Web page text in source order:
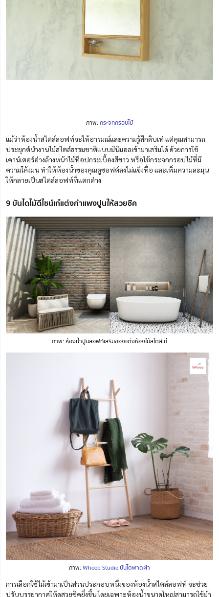
ภาพ:กระจกกรอบไม้
แม้ว่าห้องน้ำสไตล์ลอฟท์จะให้อารมณ์และความรู้สึกดิบเท่ แต่คุณสามารถ
ประยุกต์นำงานไม้สไตล์ธรรมชาติแบบมินิมอลเข้ามาเสริมได้ ด้วยการใช้
เคาน์เตอร์อ่างล้างหน้าไม้ท็อปกระเบื้องสีขาว หรือใช้กระจกกรอบไม้ที่มี
ความโค้งมน ทำให้ห้องน้ำของคุณดูซอฟต์ลงไม่แข็งทื่อ และเพิ่มความละมุน
ให้กลายเป็นสไตล์ลอฟท์ที่แตกต่าง
9 บันไดไม้ดีไซน์เก๋แต่งกำแพงปูนให้สวยชิค
ภาพ: ห้องน้ำปูนลอฟท์เสริมของแต่งห้องไม้สไตล์เก๋
ภาพ:Whoop Studio บันไดพาดผ้า
การเลือกใช้ไม้เข้ามาเป็นส่วนประกอบหนึ่งของห้องน้ำสไตล์ลอฟท์ จะช่วย
ปรับบรรยากาศให้ดูสวยชิคยิ่งขึ้น โดยเฉพาะห้องน้ำขนาดใหญ่สามารถใช้ม้า